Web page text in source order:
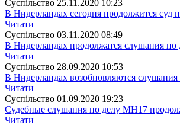
Суспiльство 25.11.2020 10:23
В Нидерландах сегодня продолжится суд
Читати
Суспiльство 03.11.2020 08:49
В Нидерландах продолжатся слушания
Читати
Суспiльство 28.09.2020 10:53
В Нидерландах возобновляются
Читати
Суспiльство 01.09.2020 19:23
Судебные слушания по делу MH17
Читати